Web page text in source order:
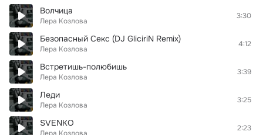
Волчица
Лера Козлова
3:30
Безопасный Секс (DJ GliciriN Remix)
Лера Козлова
4:12
Встретишь-полюбишь
Лера Козлова
3:39
Леди
Лера Козлова
3:25
SVENKO 2:23